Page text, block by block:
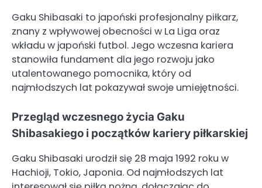
Gaku Shibasaki to japoński profesjonalny piłkarz,
znany z wpływowej obecności w La Liga oraz
wkładu w japoński futbol. Jego wczesna kariera
stanowiła fundament dla jego rozwoju jako
utalentowanego pomocnika, który od
najmłodszych lat pokazywał swoje umiejętności.
Przegląd wczesnego życia Gaku
Shibasakiego i początków kariery piłkarskiej
Gaku Shibasaki urodził się 28 maja 1992 roku w
Hachioji, Tokio, Japonia. Od najmłodszych lat